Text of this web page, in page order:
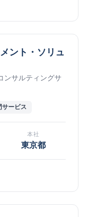
ント・ソリュ
ンサルティングサ
サービス
本社
東京都